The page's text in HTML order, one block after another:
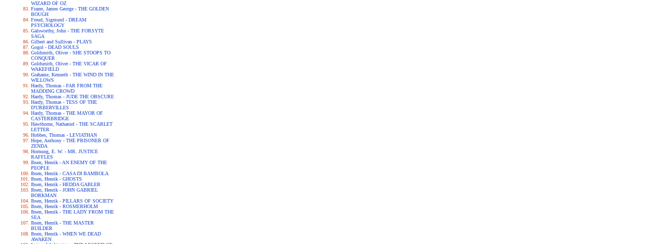
WIZARD OF OZ
Frazer, James George - THE GOLDEN
BOUGH
Freud, Sigmund - DREAM
PSYCHOLOGY
Galsworthy, John - THE FORSYTE
SAGA
Gilbert and Sullivan - PLAYS
Gogol - DEAD SOULS
Goldsmith, Oliver - SHE STOOPS TO
CONQUER
Goldsmith, Oliver - THE VICAR OF
WAKEFIELD
Grahame, Kenneth - THE WIND IN THE
WILLOWS
Hardy, Thomas - FAR FROM THE
MADDING CROWD
Hardy, Thomas - JUDE THE OBSCURE
Hardy, Thomas - TESS OF THE
D'URBERVILLES
Hardy, Thomas - THE MAYOR OF
CASTERBRIDGE
Hawthorne, Nathaniel - THE SCARLET
LETTER
Hobbes, Thomas - LEVIATHAN
Hope, Anthony - THE PRISONER OF
ZENDA
Hornung, E. W. - MR. JUSTICE
RAFFLES
Ibsen, Henrik - AN ENEMY OF THE
PEOPLE
Ibsen, Henrik - CASA DI BAMBOLA
Ibsen, Henrik - GHOSTS
Ibsen, Henrik - HEDDA GABLER
Ibsen, Henrik - JOHN GABRIEL
BORKMAN
Ibsen, Henrik - PILLARS OF SOCIETY
Ibsen, Henrik - ROSMERHOLM
Ibsen, Henrik - THE LADY FROM THE
SEA
Ibsen, Henrik - THE MASTER
BUILDER
Ibsen, Henrik - WHEN WE DEAD
AWAKEN